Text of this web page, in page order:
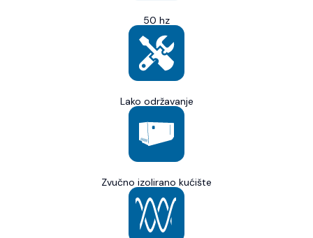
50 hz
Lako održavanje
Zvučno izolirano kućište